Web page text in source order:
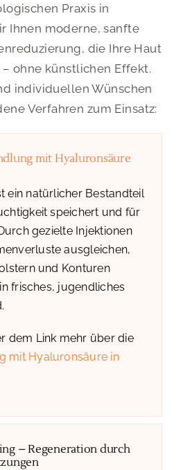
Praxis in
Ihnen moderne, sanfte
die Ihre Haut
ohne künstlichen Effekt.
individuellen Wünschen
Verfahren zum Einsatz:
mit Hyaluronsäure
ein natürlicher Bestandteil
speichert und für
gezielte Injektionen
ausgleichen,
und Konturen
frisches, jugendliches
dem Link mehr über die
mit Hyaluronsäure in
– Regeneration durch